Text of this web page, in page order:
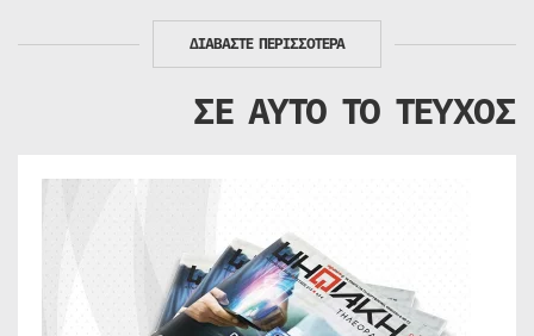
ΔΙΑΒΑΣΤΕ ΠΕΡΙΣΣΟΤΕΡΑ
ΣΕ ΑΥΤΟ ΤΟ ΤΕΥΧΟΣ